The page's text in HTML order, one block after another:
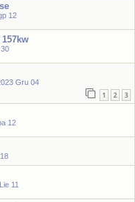
12
Gru 04
1 2 3
12
11